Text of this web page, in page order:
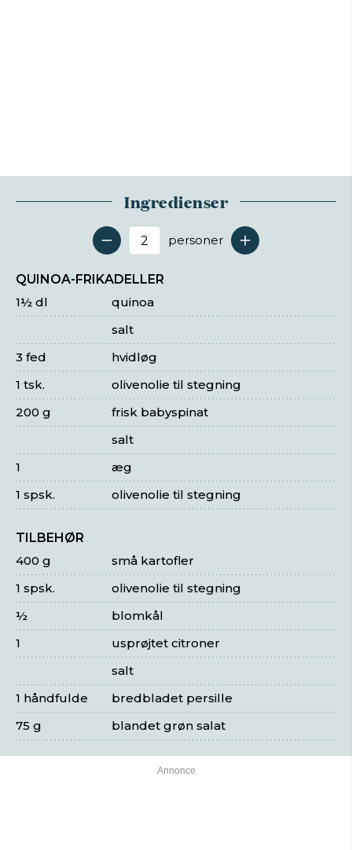
Ingredienser
Antal serveringer
personer
QUINOA-FRIKADELLER
quinoa
1½ dl
salt
hvidløg
3 fed
olivenolie til stegning
1 tsk.
frisk babyspinat
200 g
salt
æg
1
olivenolie til stegning
1 spsk.
TILBEHØR
små kartofler
400 g
olivenolie til stegning
1 spsk.
blomkål
½
usprøjtet citroner
1
salt
bredbladet persille
1 håndfulde
blandet grøn salat
75 g